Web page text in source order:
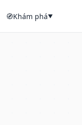
🧭Khám phá▼